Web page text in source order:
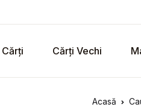
Cărți Cărți Vechi
Acasă